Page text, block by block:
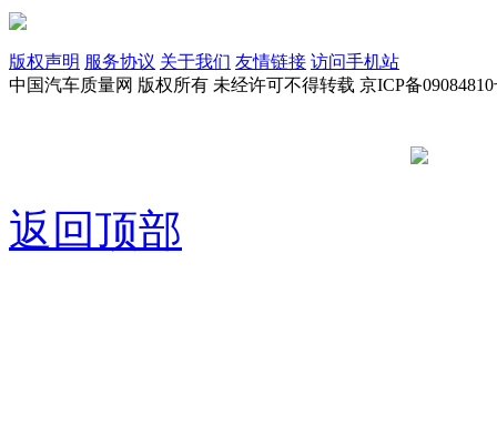
版权声明 服务协议 关于我们 友情链接 访问手机站
中国汽车质量网 版权所有 未经许可不得转载 京ICP备09084810
返回顶部